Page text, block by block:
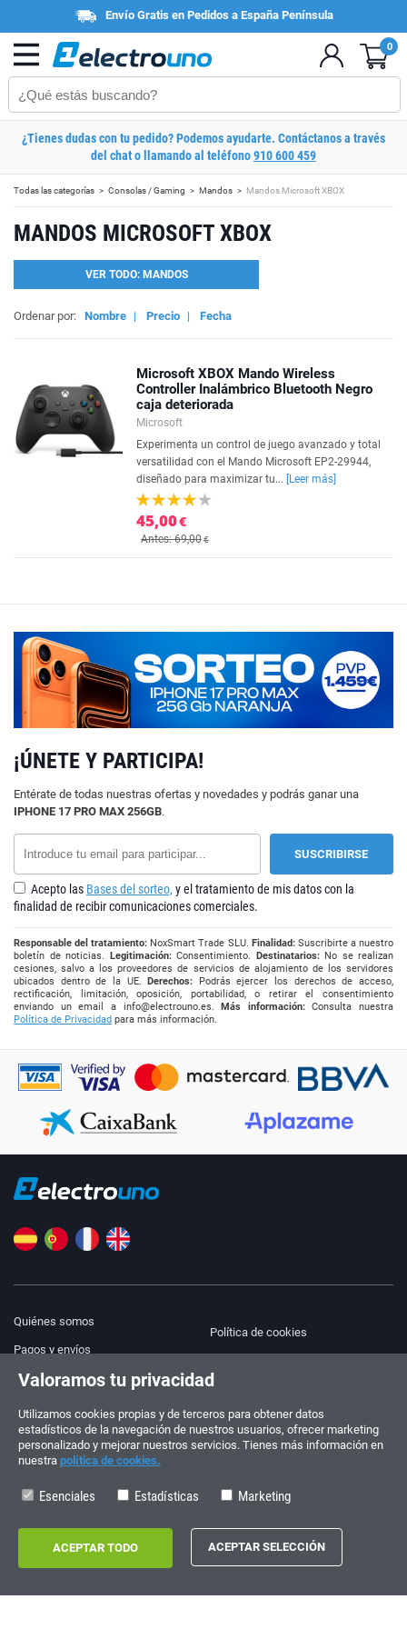
Envío Gratis en Pedidos a España Península
0
¿Tienes dudas con tu pedido? Podemos ayudarte. Contáctanos a través
del chat o llamando al teléfono910 600 459
Todas las categorías Consolas / Gaming Mandos Mandos Microsoft XBOX
MANDOS MICROSOFT XBOX
VER TODO: MANDOS
Ordenar por: Nombre | Precio | Fecha
Microsoft XBOX Mando Wireless
Controller Inalámbrico Bluetooth Negro
caja deteriorada
Microsoft
Experimenta un control de juego avanzado y total
versatilidad con el Mando Microsoft EP2-29944,
diseñado para maximizar tu...
[Leer más]
45,00€
Antes: 69,00€
¡ÚNETE Y PARTICIPA!
Entérate de todas nuestras ofertas y novedades y podrás ganar una
IPHONE 17 PRO MAX 256GB.
Acepto las Bases del sorteo, y el tratamiento de mis datos con la
finalidad de recibir comunicaciones comerciales.
Responsable del tratamiento: NoxSmart Trade SLU. Finalidad:Suscribirte a nuestro
boletín de noticias. Legitimación:Consentimiento. Destinatarios:No se realizan
cesiones, salvo a los proveedores de servicios de alojamiento de los servidores
ubicados dentro de la UE.Derechos: Podrás ejercer los derechos de acceso,
rectificación, limitación, oposición, portabilidad, o retirar el consentimiento
enviando un email a info@electrouno.es.Más información:Consulta nuestra
Política de Privacidad para más información.
Quiénes somos
Pagos y envíos
Aviso legal
Política de privacidad
Política de cookies
+34 910 600 459
HORARIO DE VERANO
Lunes a viernes: 10:00 - 14:00
Valoramos tu privacidad
Utilizamos cookies propias y de terceros para obtener datos
estadísticos de la navegación de nuestros usuarios, ofrecer marketing
personalizado y mejorar nuestros servicios. Tienes más información en
nuestra política de cookies.
Esenciales Estadísticas Marketing